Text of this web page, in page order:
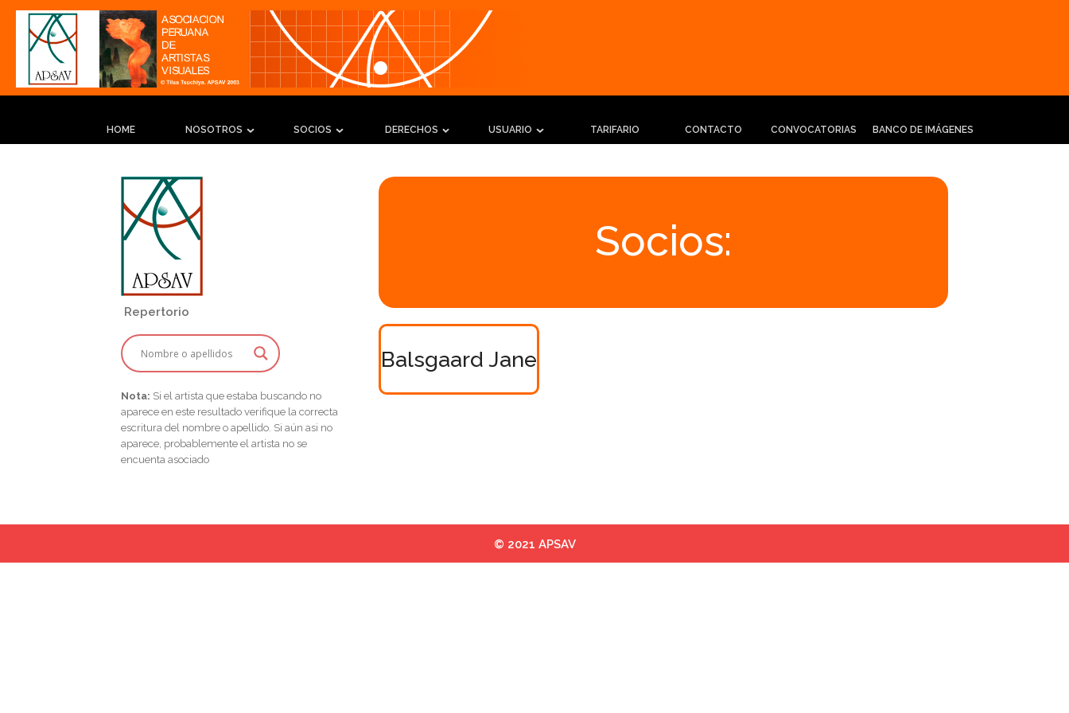
HOME NOSOTROS SOCIOS DERECHOS USUARIO TARIFARIO CONTACTO CONVOCATORIAS BANCO DE IMÁGENES
Repertorio
Nota: Si el artista que estaba buscando no
aparece en este resultado verifique la correcta
escritura del nombre o apellido. Si aún asi no
aparece, probablemente el artista no se
encuenta asociado
Socios:
Balsgaard Jane
© 2021 APSAV